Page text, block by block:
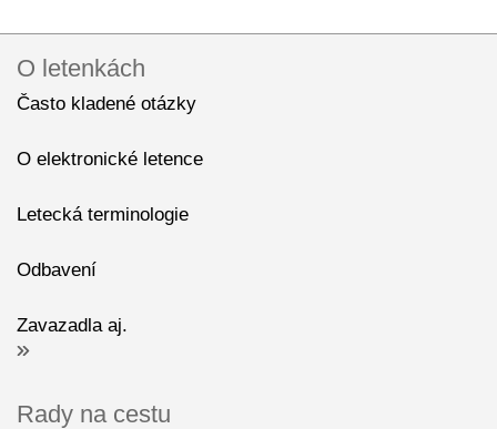
O letenkách
Často kladené otázky
O elektronické letence
Letecká terminologie
Odbavení
Zavazadla aj.
Rady na cestu